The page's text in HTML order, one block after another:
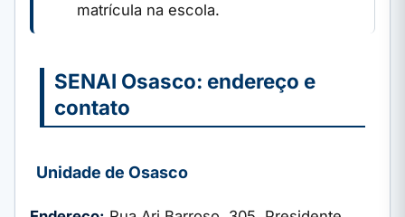
matrícula na escola.
SENAI Osasco: endereço e
contato
Unidade de Osasco